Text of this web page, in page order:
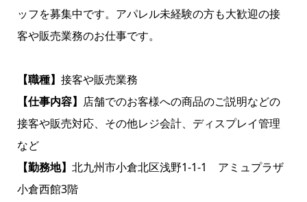
ッフを募集中です。アパレル未経験の方も大歓迎の接
客や販売業務のお仕事です。
【職種】 接客や販売業務
【仕事内容】 店舗でのお客様への商品のご説明などの
接客や販売対応、その他レジ会計、ディスプレイ管理
など
【勤務地】 北九州市小倉北区浅野1-1-1 アミュプラザ
小倉西館3階